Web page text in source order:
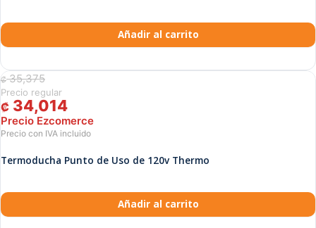
Añadir al carrito
₡35,375
El precio original era: ₡ 35,375.
₡ 34,014
El precio actual es: ₡ 34,014.
Termoducha Punto de Uso de 120v Thermo
Añadir al carrito